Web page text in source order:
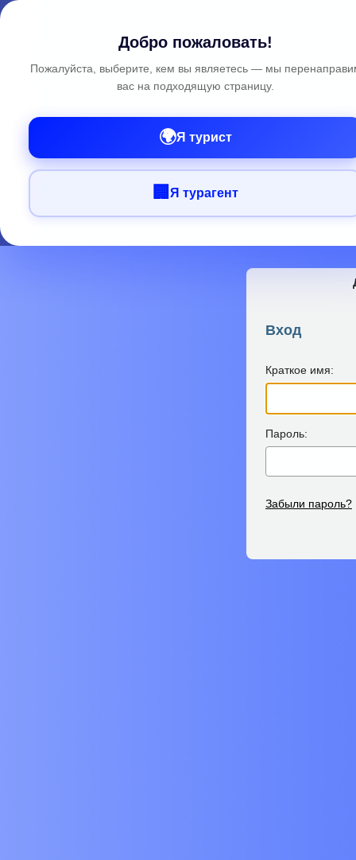
Вход
Краткое имя:
Пароль:
Забыли пароль?
Добро пожаловать!
Пожалуйста, выберите, кем вы являетесь — мы
вас на подходящую страницу.
🌍Я турист
🏢 Я турагент